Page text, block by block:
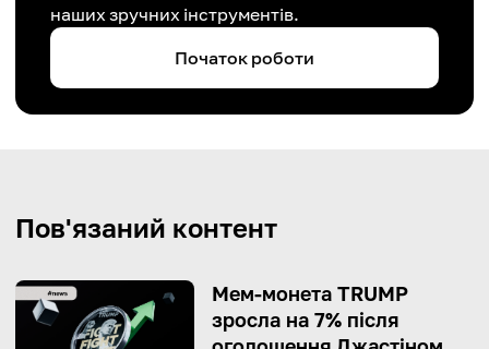
наших зручних інструментів.
Початок роботи
Пов'язаний контент
Мем-монета TRUMP
зросла на 7% після